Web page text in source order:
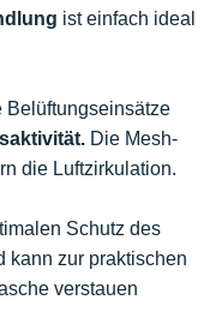
ist einfach ideal
Belüftungseinsätze
Die Mesh-
die Luftzirkulation.
Schutz des
kann zur praktischen
verstauen